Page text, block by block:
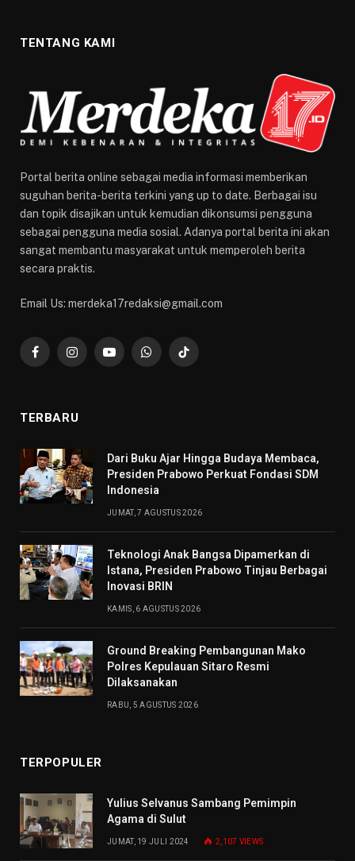
TENTANG KAMI
Portal berita online sebagai media informasi memberikan
suguhan berita-berita terkini yang up to date. Berbagai isu
dan topik disajikan untuk kemudian dikonsumsi pengguna
sebagai pengguna media sosial. Adanya portal berita ini akan
sangat membantu masyarakat untuk memperoleh berita
secara praktis.
Email Us: merdeka17redaksi@gmail.com
FacebookInstagramYouTubeWhatsAppTikTok
TERBARU
Dari Buku Ajar Hingga Budaya Membaca,
Presiden Prabowo Perkuat Fondasi SDM
Indonesia
JUMAT, 7 AGUSTUS 2026
Teknologi Anak Bangsa Dipamerkan di
Istana, Presiden Prabowo Tinjau Berbagai
Inovasi BRIN
KAMIS, 6 AGUSTUS 2026
Ground Breaking Pembangunan Mako
Polres Kepulauan Sitaro Resmi
Dilaksanakan
RABU, 5 AGUSTUS 2026
TERPOPULER
Yulius Selvanus Sambang Pemimpin
Agama di Sulut
JUMAT, 19 JULI 2024 2,107 VIEWS